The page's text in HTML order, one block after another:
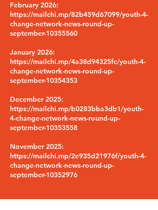
February 2026:
https://mailchi.mp/82b459d67099/youth-4-
change-network-news-round-up-
september-10355560
January 2026:
https://mailchi.mp/4a38d94325fc/youth-4-
change-network-news-round-up-
september-10354353
December 2025:
https://mailchi.mp/b0283bba3db1/youth-
4-change-network-news-round-up-
september-10353558
November 2025:
https://mailchi.mp/2e935d21976f/youth-4-
change-network-news-round-up-
september-10352976